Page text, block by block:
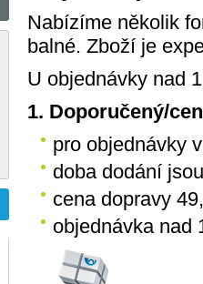
Nabízíme několik
balné. Zboží je
U objednávky nad
1. Doporučený/
pro objednávky
doba dodání
cena dopravy
objednávka nad